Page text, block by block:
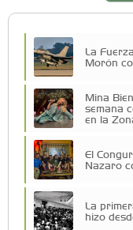
La
Morón
Mina
semana
en la
El
Nazaro
La
hizo